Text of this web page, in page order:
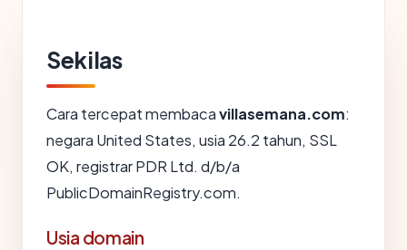
Sekilas
Cara tercepat membacavillasemana.com:
negara United States, usia 26.2 tahun, SSL
OK, registrar PDR Ltd. d/b/a
PublicDomainRegistry.com.
Usia domain